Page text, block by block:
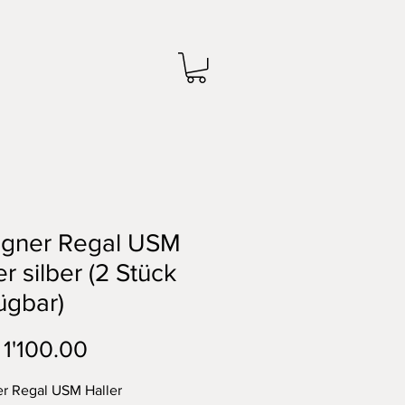
Regal USM
silber (2 Stück
Regal USM Haller